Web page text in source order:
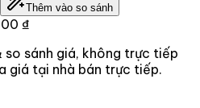
Thêm vào so sánh
₫
sánh giá, không trực tiếp
giá tại nhà bán trực tiếp.